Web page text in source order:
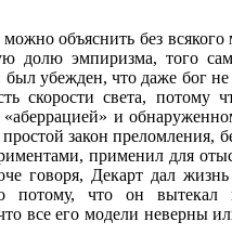
объяснить без всякого
долю эмпиризма, того
был убежден, что даже бог
скорости света, потому
и
закон
применил для
говоря, Декарт дал
потому, что он
все его модели неверны